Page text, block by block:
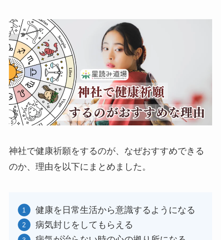
神社で健康祈願をするのが、なぜおすすめできる
のか、理由を以下にまとめました。
健康を日常生活から意識するようになる
病気封じをしてもらえる